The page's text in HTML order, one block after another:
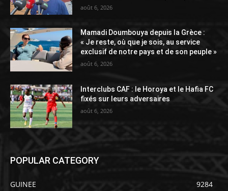
août 6, 2026
Mamadi Doumbouya depuis la Grèce :
« Je reste, où que je sois, au service
exclusif de notre pays et de son peuple »
août 6, 2026
Interclubs CAF : le Horoya et le Hafia FC
fixés sur leurs adversaires
août 6, 2026
POPULAR CATEGORY
GUINEE
9284